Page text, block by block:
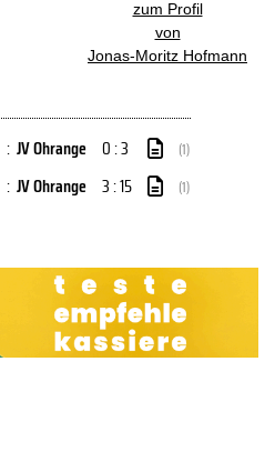
zum Profil
von
Jonas-Moritz Hofmann
: JV Ohrange 0 : 3 (1)
: JV Ohrange 3 : 15 (1)